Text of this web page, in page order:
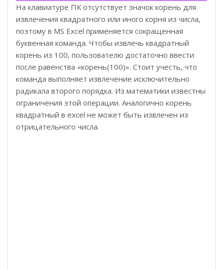
На клавиатуре ПК отсутствует значок корень для
извлечения квадратного или иного корня из числа,
поэтому в MS Excel применяется сокращенная
буквенная команда. Чтобы извлечь квадратный
корень из 100, пользователю достаточно ввести
после равенства «корень(100)». Стоит учесть, что
команда выполняет извлечение исключительно
радикала второго порядка. Из математики известны
ограничения этой операции. Аналогично корень
квадратный в excel не может быть извлечен из
отрицательного числа.